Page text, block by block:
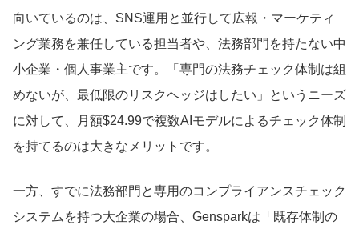
向いているのは、SNS運用と並行して広報・マーケティ
ング業務を兼任している担当者や、法務部門を持たない中
小企業・個人事業主です。「専門の法務チェック体制は組
めないが、最低限のリスクヘッジはしたい」というニーズ
に対して、月額$24.99で複数AIモデルによるチェック体制
を持てるのは大きなメリットです。
一方、すでに法務部門と専用のコンプライアンスチェック
システムを持つ大企業の場合、Gensparkは「既存体制の